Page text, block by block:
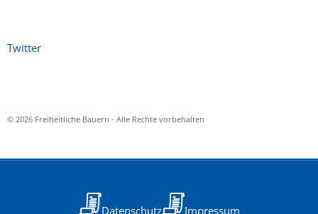
Twitter
© 2026 Freiheitliche Bauern - Alle Rechte vorbehalten
Datenschutz Impressum